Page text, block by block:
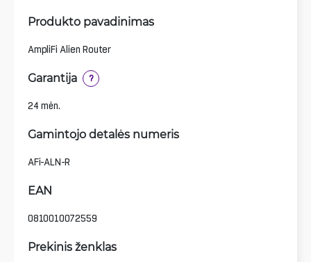
Produkto pavadinimas
AmpliFi Alien Router
Garantija ?
24 mėn.
Gamintojo detalės numeris
AFi-ALN-R
EAN
0810010072559
Prekinis ženklas